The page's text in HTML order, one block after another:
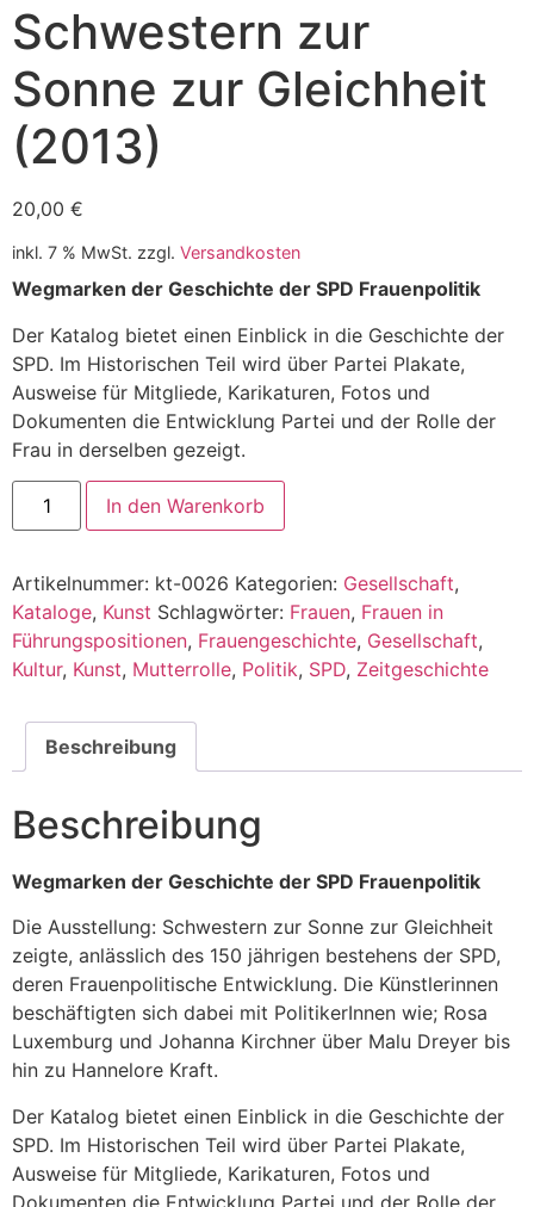
Schwestern zur
Sonne zur Gleichheit
(2013)
20,00 €
inkl. 7 % MwSt. zzgl. Versandkosten
Wegmarken der Geschichte der SPD Frauenpolitik
Der Katalog bietet einen Einblick in die Geschichte der
SPD. Im Historischen Teil wird über Partei Plakate,
Ausweise für Mitgliede, Karikaturen, Fotos und
Dokumenten die Entwicklung Partei und der Rolle der
Frau in derselben gezeigt.
In den Warenkorb
Artikelnummer: kt-0026 Kategorien: Gesellschaft,
Kataloge, Kunst Schlagwörter: Frauen, Frauen in
Führungspositionen, Frauengeschichte, Gesellschaft,
Kultur, Kunst, Mutterrolle, Politik, SPD, Zeitgeschichte
Beschreibung
Beschreibung
Wegmarken der Geschichte der SPD Frauenpolitik
Die Ausstellung: Schwestern zur Sonne zur Gleichheit
zeigte, anlässlich des 150 jährigen bestehens der SPD,
deren Frauenpolitische Entwicklung. Die Künstlerinnen
beschäftigten sich dabei mit PolitikerInnen wie; Rosa
Luxemburg und Johanna Kirchner über Malu Dreyer bis
hin zu Hannelore Kraft.
Der Katalog bietet einen Einblick in die Geschichte der
SPD. Im Historischen Teil wird über Partei Plakate,
Ausweise für Mitgliede, Karikaturen, Fotos und
Dokumenten die Entwicklung Partei und der Rolle der